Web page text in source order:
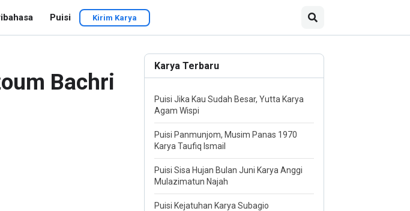
Puisi Kirim Karya
Bachri
Karya Terbaru
Puisi Jika Kau Sudah Besar, Yutta Karya
Agam Wispi
Puisi Panmunjom, Musim Panas 1970
Karya Taufiq Ismail
Puisi Sisa Hujan Bulan Juni Karya Anggi
Mulazimatun Najah
Puisi Kejatuhan Karya Subagio